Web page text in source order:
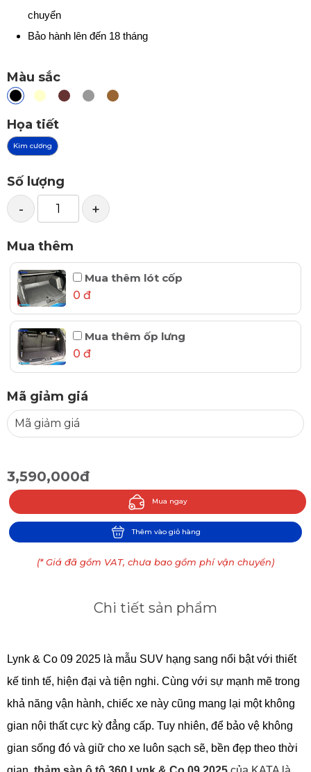
chuyển
Bảo hành lên đến 18 tháng
Màu sắc
Họa tiết
Kim cương
Số lượng
- +
Mua thêm
Mua thêm lót cốp
0 đ
Mua thêm ốp lưng
0 đ
Mã giảm giá
3,590,000đ
Mua ngay
Thêm vào giỏ hàng
(* Giá đã gồm VAT, chưa bao gồm phí vận chuyển)
Chi tiết sản phẩm
Lynk & Co 09 2025 là mẫu SUV hạng sang nổi bật với thiết
kế tinh tế, hiện đại và tiện nghi. Cùng với sự mạnh mẽ trong
khả năng vận hành, chiếc xe này cũng mang lại một không
gian nội thất cực kỳ đẳng cấp. Tuy nhiên, để bảo vệ không
gian sống đó và giữ cho xe luôn sạch sẽ, bền đẹp theo thời